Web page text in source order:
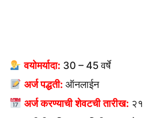
वयोमर्यादा: 30 – 45 वर्षे
अर्ज पद्धती: ऑनलाईन
अर्ज करण्याची शेवटची तारीख: